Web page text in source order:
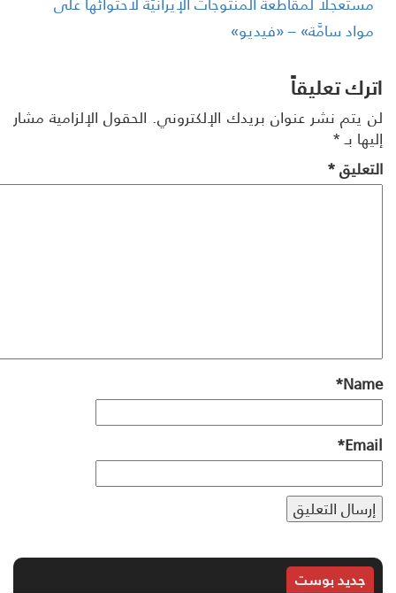
لمقاطعة المنتوجات الإيرانيَّة لاحتوائها على
سامَّة» – «فيديو»
تعليقاً
يتم نشر عنوان بريدك الإلكتروني. الحقول الإلزامية مشار
بـ*
*
*
*
جديد بوست